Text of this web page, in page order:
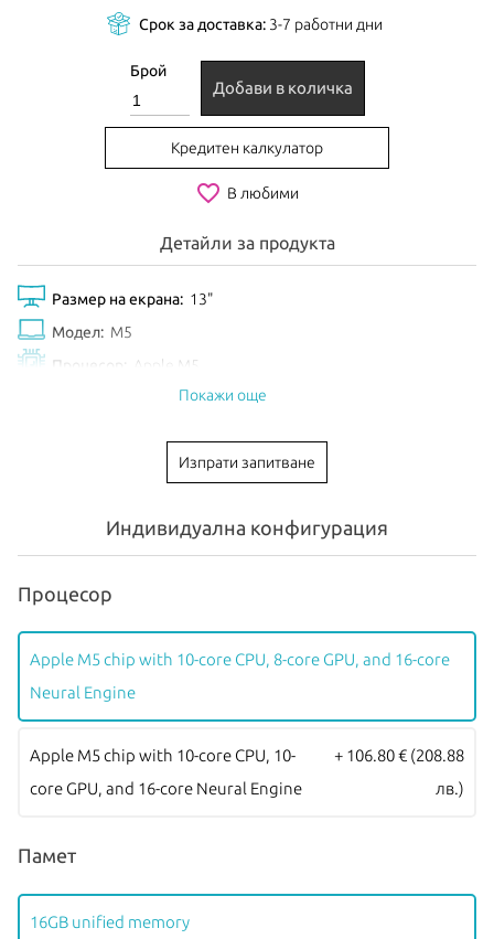
Срок за доставка:3-7 работни дни
Брой
Добави в количка
Кредитен калкулатор
favorite_border В любими
Детайли за продукта
Размер на екрана: 13"
Модел: M5
Процесор:
Apple M5
8-core GPU
Sky Blue
EAN: 195950691818
Анонсиран: Март 2026
Допълнителна информация: можете да намеритетук
Core GPU и 16-Core Neural Engine! Той е невероятно бърз и
много производителен! Най-добрият MacBook Air произвеждан
Покажи още
Изпрати запитване
Индивидуална конфигурация
Процесор
Apple M5 chip with 10-core CPU, 8-core GPU, and 16-core
Neural Engine
Apple M5 chip with 10-core CPU, 10-
core GPU, and 16-core Neural Engine
+ 106.80 € (208.88
лв.)
Памет
16GB unified memory